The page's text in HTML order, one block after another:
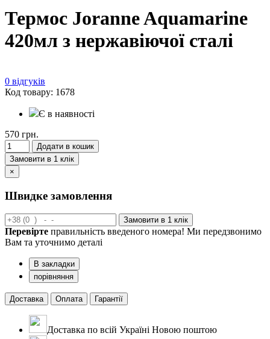
Термос Joranne Aquamarine
420мл з нержавіючої сталі
0 відгуків
Код товару: 1678
Є в наявності
570 грн.
Додати в кошик
Замовити в 1 клік
×
Швидке замовлення
Замовити в 1 клік
Перевірте правильність введеного номера! Ми передзвонимо
Вам та уточнимо деталі
В закладки
порівняння
Доставка Оплата Гарантії
Доставка по всій Україні Новою поштою